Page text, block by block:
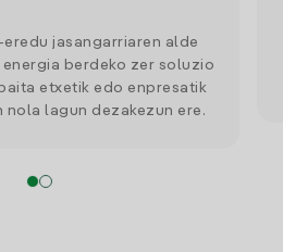
eredu jasangarriaren alde
berdeko zer soluzio
etxetik edo enpresatik
nola lagun dezakezun ere.